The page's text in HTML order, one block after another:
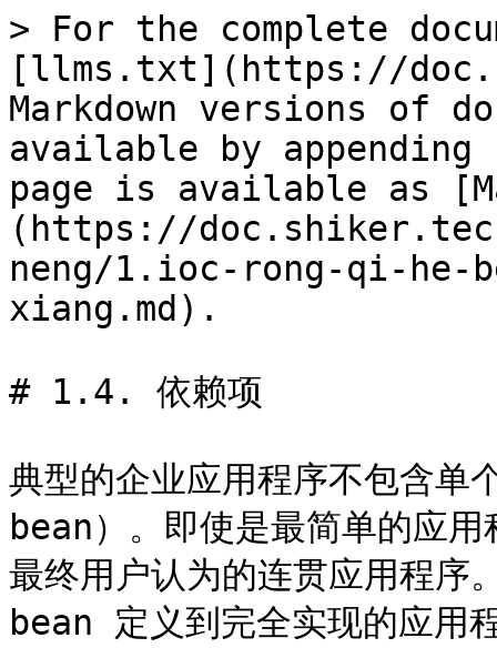
> For the complete
[llms.txt](https://
Markdown versions of
available by
page is available as
(https://
neng/1.ioc-rong-qi-
xiang.md).
# 1.4. 依赖项
典型的企业应用程序不包含
bean）。即使是最简单的应
最终用户认为的连贯应用程序